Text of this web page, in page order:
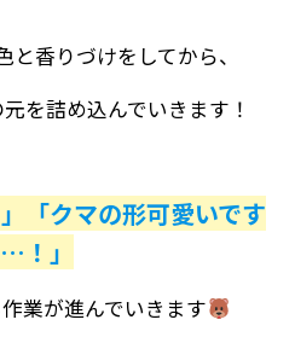
と香りづけをしてから、
を詰め込んでいきます！
「クマの形可愛いです
！」
業が進んでいきます